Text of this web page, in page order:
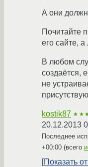
А они
Почитайте
его сайте,
В любом
создаётся,
не
kostik87
20.12.2013
Последнее
+00:00 (всего
Показать